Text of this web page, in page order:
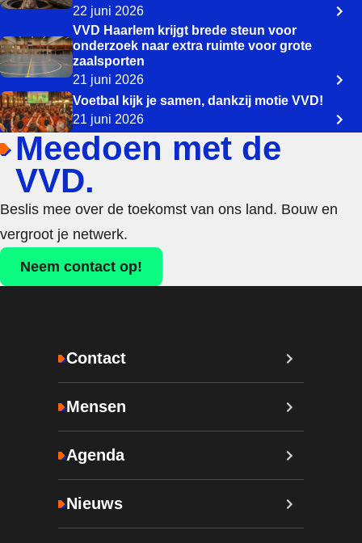
22 juni 2026
VVD Haarlem krijgt brede steun voor
onderzoek naar extra ruimte voor grote
zaalsporten
21 juni 2026
Voetbal kijk je samen, dankzij motie VVD!
21 juni 2026
Meedoen met de
VVD.
Beslis mee over de toekomst van ons land. Bouw en
vergroot je netwerk.
Neem contact op!
Contact
Mensen
Agenda
Nieuws